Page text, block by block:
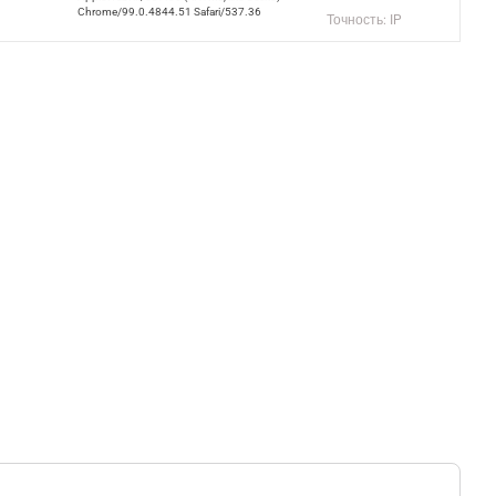
Chrome/99.0.4844.51 Safari/537.36
Точность: IP